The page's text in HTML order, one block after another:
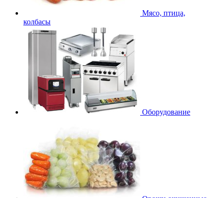
Мясо, птица,
колбасы
Оборудование